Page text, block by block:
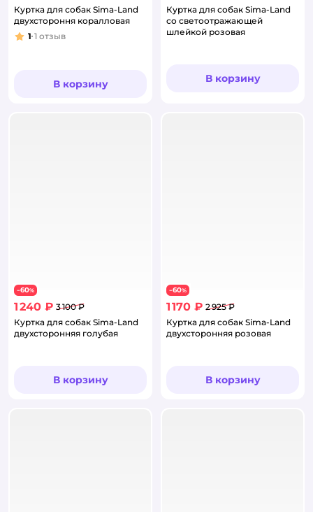
Куртка для собак Sima-Land
двухстороння коралловая
Рейтинг:
1 1 отзыв
В корзину
Куртка для собак Sima-Land
со светоотражающей
шлейкой розовая
В корзину
−60%
1 240 ₽ 3 100 ₽
Куртка для собак Sima-Land
двухсторонняя голубая
В корзину
−60%
1 170 ₽ 2 925 ₽
Куртка для собак Sima-Land
двухсторонняя розовая
В корзину